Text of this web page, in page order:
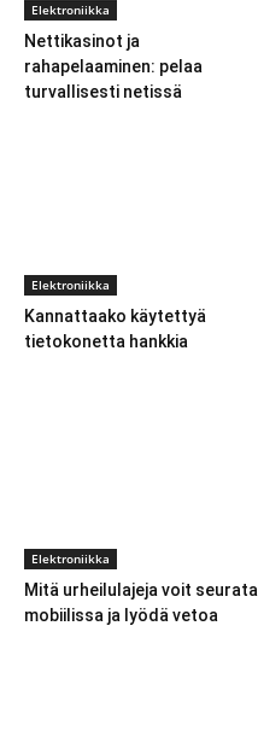
Elektroniikka
Nettikasinot ja
rahapelaaminen: pelaa
turvallisesti netissä
Elektroniikka
Kannattaako käytettyä
tietokonetta hankkia
Elektroniikka
Mitä urheilulajeja voit seurata
mobiilissa ja lyödä vetoa